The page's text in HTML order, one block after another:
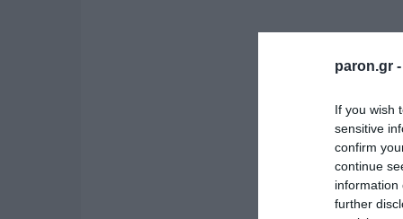
paron.gr -
If you wish
sensitive
confirm
continue
information
further